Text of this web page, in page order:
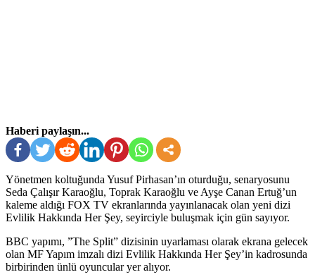
Haberi paylaşın...
Yönetmen koltuğunda Yusuf Pirhasan’ın oturduğu, senaryosunu
Seda Çalışır Karaoğlu, Toprak Karaoğlu ve Ayşe Canan Ertuğ’un
kaleme aldığı FOX TV ekranlarında yayınlanacak olan yeni dizi
Evlilik Hakkında Her Şey, seyirciyle buluşmak için gün sayıyor.
BBC yapımı, ”The Split” dizisinin uyarlaması olarak ekrana gelecek
olan MF Yapım imzalı dizi Evlilik Hakkında Her Şey’in kadrosunda
birbirinden ünlü oyuncular yer alıyor.